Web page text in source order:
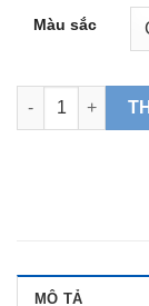
Màu sắc
Bộ nồi chảo
MÔ TẢ